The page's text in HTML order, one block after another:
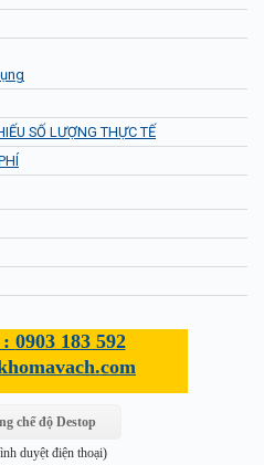
SỐ LƯỢNG THỰC TẾ
0903 183 592
chế độ Destop
duyệt điện thoại)